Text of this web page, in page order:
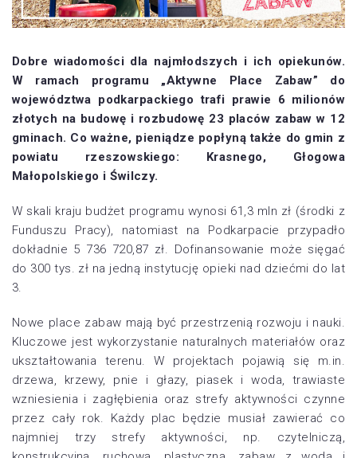
Dobre wiadomości dla najmłodszych i ich opiekunów.
W ramach programu „Aktywne Place Zabaw” do
województwa podkarpackiego trafi prawie 6 milionów
złotych na budowę i rozbudowę 23 placów zabaw w 12
gminach. Co ważne, pieniądze popłyną także do gmin z
powiatu rzeszowskiego: Krasnego, Głogowa
Małopolskiego i Świlczy.
W skali kraju budżet programu wynosi 61,3 mln zł (środki z
Funduszu Pracy), natomiast na Podkarpacie przypadło
dokładnie 5 736 720,87 zł. Dofinansowanie może sięgać
do 300 tys. zł na jedną instytucję opieki nad dziećmi do lat
3.
Nowe place zabaw mają być przestrzenią rozwoju i nauki.
Kluczowe jest wykorzystanie naturalnych materiałów oraz
ukształtowania terenu. W projektach pojawią się m.in.
drzewa, krzewy, pnie i głazy, piasek i woda, trawiaste
wzniesienia i zagłębienia oraz strefy aktywności czynne
przez cały rok. Każdy plac będzie musiał zawierać co
najmniej trzy strefy aktywności, np. czytelniczą,